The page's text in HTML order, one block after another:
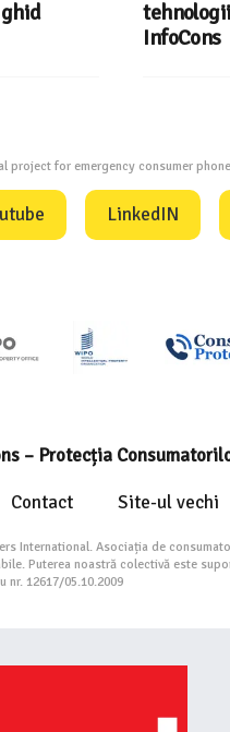
InfoCons
project for emergency consumer
LinkedIN
– Protecția
Contact Site-ul vechi
International. Asociația de
Puterea noastră colectivă este
nr. 12617/05.10.2009